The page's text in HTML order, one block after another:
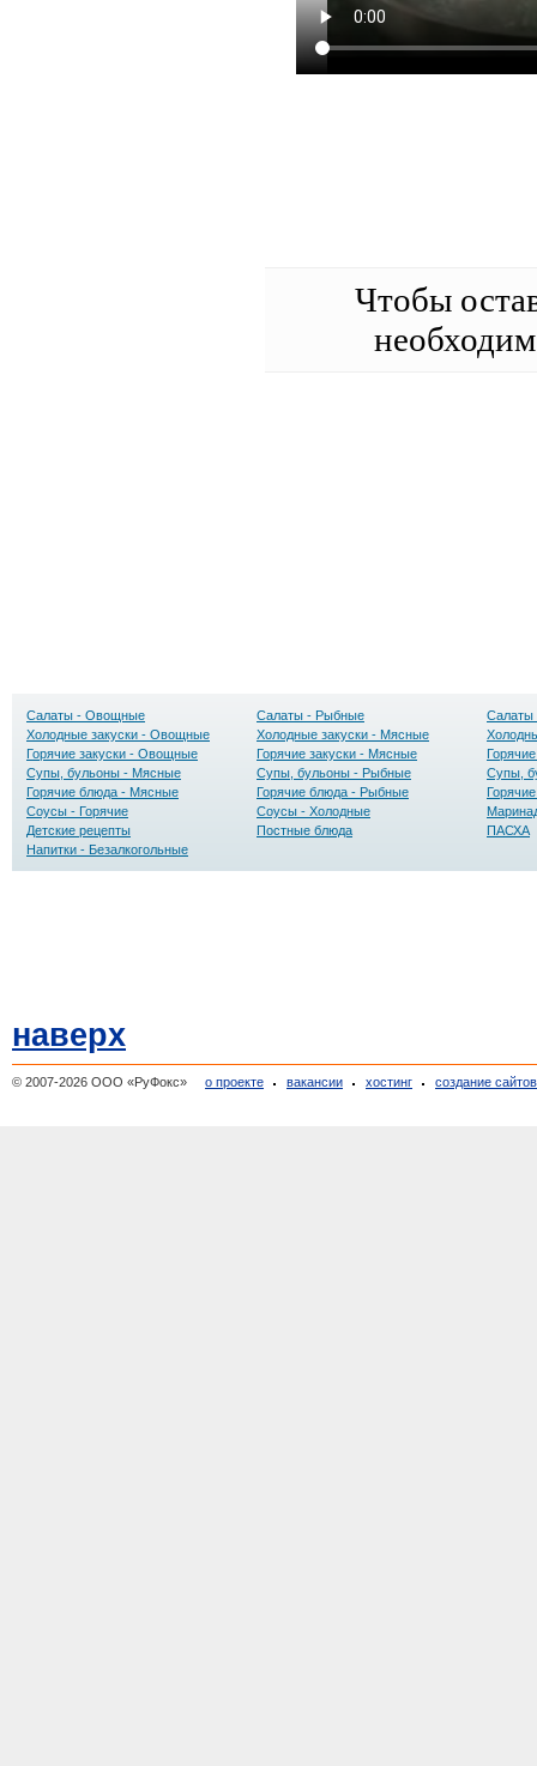
Чтобы
Салаты - Овощные Салаты - Рыбные
Салаты
Холодные закуски - Овощные
Холодные закуски - Мясные
Горячие закуски - Овощные
Горячие закуски - Мясные
Супы, бульоны - Мясные
Супы, бульоны - Рыбные
Супы,
Горячие блюда - Мясные
Горячие блюда - Рыбные
Соусы - Горячие
Соусы - Холодные
Детские рецепты
Постные блюда
ПАСХА
Напитки - Безалкогольные
наверх
© 2007-2026 ООО «РуФокс» о проекте вакансии хостинг создание сайтов